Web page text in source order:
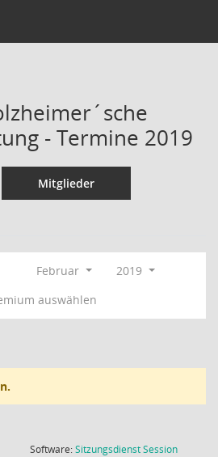
- Termine 2019
Mitglieder
Februar
2019
auswählen
Software:SitzungsdienstSession(Wird in